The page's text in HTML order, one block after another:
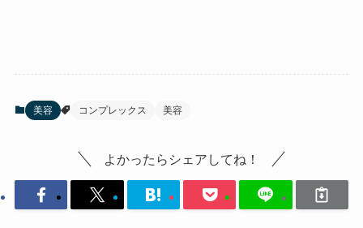
美容 コンプレックス 美容
よかったらシェアしてね！